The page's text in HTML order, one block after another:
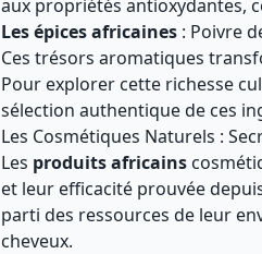
aux propriétés antioxydantes,
Les épices africaines : Poivre
Ces trésors aromatiques
Pour explorer cette richesse
sélection authentique de ces
Les Cosmétiques Naturels :
Les produits africains
et leur efficacité prouvée
parti des ressources de leur
cheveux.